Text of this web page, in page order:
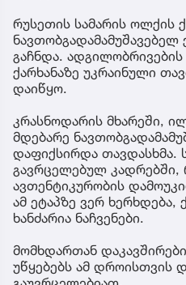
რუსეთის სამარის ოლქის
ნავთობგადამამუშავებელ
გაჩნდა.
ქარხანაზე უკრაინული
დაიწყო.
კრასნოდარის მხარეში,
მდებარე
დაფიქსირდა თავდასხმა.
გავრცელებულ
ავთენტიკურობის
ამ ეტაპზე ვერ ხერხდება,
ხანძარია ნაჩვენები.
მომხდართან
უწყებებს ამ დროისთვის